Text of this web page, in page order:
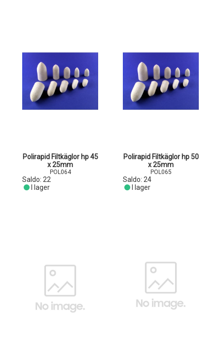
Polirapid Filtkäglor hp 45
x 25mm
POL064
Saldo: 22
I lager
Polirapid Filtkäglor hp 50
x 25mm
POL065
Saldo: 24
I lager